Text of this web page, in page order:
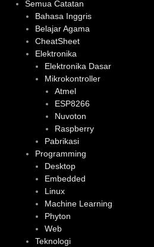
Semua Catatan
Bahasa Inggris
Belajar Agama
CheatSheet
Elektronika
Elektronika Dasar
Mikrokontroller
Atmel
ESP8266
Nuvoton
Raspberry
Pabrikasi
Programming
Desktop
Embedded
Linux
Machine Learning
Phyton
Web
Teknologi